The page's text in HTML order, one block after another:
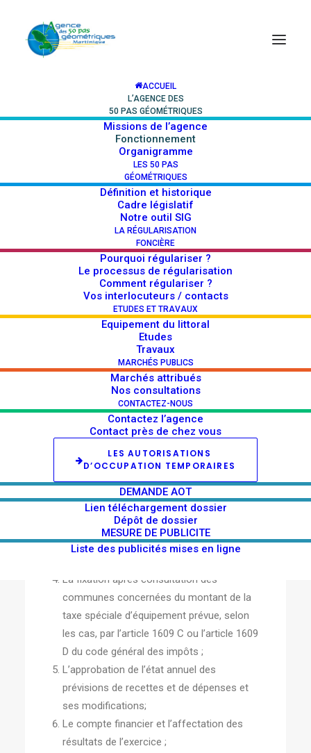
ACCUEIL
L’AGENCE DES
50 PAS GÉOMÉTRIQUES
Missions de l’agence
Fonctionnement
Organigramme
LES 50 PAS
GÉOMÉTRIQUES
Définition et historique
Cadre législatif
Notre outil SIG
LA RÉGULARISATION
FONCIÈRE
Pourquoi régulariser ?
Le processus de régularisation
Comment régulariser ?
Vos interlocuteurs / contacts
ETUDES ET TRAVAUX
Equipement du littoral
Etudes
Travaux
MARCHÉS PUBLICS
Marchés attribués
Nos consultations
CONTACTEZ-NOUS
Contactez l’agence
Contact près de chez vous
LES AUTORISATIONS
D’OCCUPATION TEMPORAIRES
DEMANDE AOT
Lien téléchargement dossier
Dépôt de dossier
MESURE DE PUBLICITE
Liste des publicités mises en ligne
Accueil > L’agence des 50 pas
géométriques > Fonctionnement
Le Conseil
d’Administration
Le conseil d’administration délibère sur :
Les orientations de l’action de l’agence,
notamment les orientations à moyen
terme et le programme annuel
d’intervention, ainsi que les mesures
générales relatives à l’organisation et au
fonctionnement de celle-ci ;
L’approbation des conventions
mentionnées aux articles 4 et 5 de la loi du
30 décembre 1996 précitée ;
L’établissement de programmes
d’équipement mentionnés au premier alinéa
La fixation après consultation des
communes concernées du montant de la
taxe spéciale d’équipement prévue, selon
les cas, par l’article 1609 C ou l’article 1609
D du code général des impôts ;
L’approbation de l’état annuel des
prévisions de recettes et de dépenses et
ses modifications;
Le compte financier et l’affectation des
résultats de l’exercice ;